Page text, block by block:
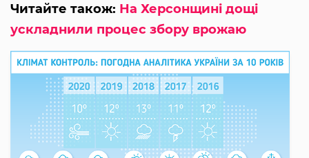
Читайте також: На Херсонщині дощі
ускладнили процес збору врожаю